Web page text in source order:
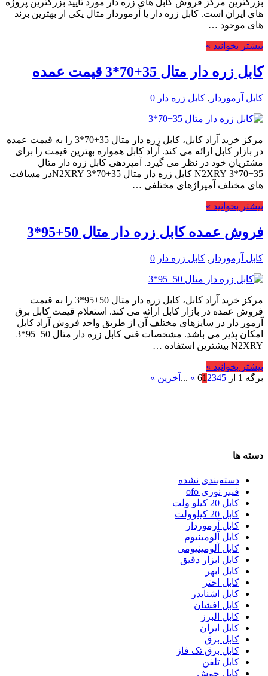
بزرگترین مرکز فروش کابل های زره دار مورد تایید بزرگترین پروژه
های ایران است. کابل زره دار یا آرموردار متال یکی از بهترین برند
های موجود …
بیشتر بخوانید »
کابل زره دار متال 35+70*3 قیمت عمده
کابل آرموردار , کابل زره دار 0
مرکز خرید آراد کابل، کابل زره دار متال 35+70*3 را به قیمت عمده
در بازار کابل ارائه می کند. آراد کابل همواره بهترین قیمت را برای
مشتریان خود در نظر می گیرد. آمپردهی کابل زره دار متال
35+70*3 N2XRY کابل زره دار متال 35+70*3 N2XRYدر مسافت
های مختلف آمپراژهای مختلفی …
بیشتر بخوانید »
فروش عمده کابل زره دار متال 50+95*3
کابل آرموردار , کابل زره دار 0
مرکز خرید آراد کابل، کابل زره دار متال 50+95*3 را به قیمت
فروش عمده در بازار کابل ارائه می کند. استعلام قیمت کابل برق
آرمور دار در سایزهای مختلف آن از طریق واحد فروش آراد کابل
امکان پذیر می باشد. مشخصات فنی کابل زره دار متال 50+95*3
N2XRY بیشترین استفاده …
بیشتر بخوانید »
برگه 1 از 6
1 2345
»
... آخرین »
دسته ها
دسته‌بندی نشده
فیبر نوری ofo
کابل 20 کیلو ولت
کابل 20 کیلوولت
کابل آرموردار
کابل آلومینیوم
کابل آلومینیومی
کابل ابزار دقیق
کابل ابهر
کابل اختر
کابل اشنایدر
کابل افشان
کابل البرز
کابل ایران
کابل برق
کابل برق تک فاز
کابل تلفن
کابل جوش